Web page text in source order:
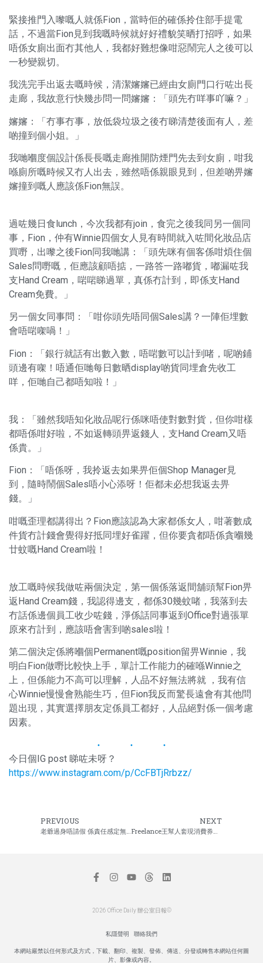
緊接推門入嚟嘅人就係Fion，當時佢的確係拎住部手提電
話，不過當Fion見到我嘅時候就好好禮貌笑晒打招呼，如果
唔係女廁出面冇其他人，我都好難想像咁惡鬧完人之後可以
一秒變親切。
我洗完手出返去嘅時候，清潔嬸嬸已經由女廁門口行咗出長
走廊，我故意行快幾步問一問嬸嬸：「頭先冇咩事吖嘛？」
嬸嬸：「冇事冇事，放低袋垃圾之後冇睇清楚後面有人，差
啲撞到個小姐。」
我哋嗰度個設計係長長嘅走廊推開防煙門先去到女廁，咁我
喺廁所嘅時候又冇人出去，雖然唔係親眼見到，但差啲畀嬸
嬸撞到嘅人應該係Fion無誤。
過咗幾日食lunch，今次我都有join，食完之後我同另一個同
事，Fion，仲有Winnie四個女人見有時間就入咗間化妝品店
買嘢，出嚟之後Fion同我哋講：「頭先咪有個客係咁煩住個
Sales問嘢嘅，佢應該顧唔掂，一路答一路嘟貨，嘟漏咗我
支Hand Cream，啱啱睇過單，真係冇計到，即係支Hand
Cream免費。」
另一個女同事問：「咁你頭先唔同個Sales講？一陣佢埋數
會唔啱㗎喎！」
Fion：「銀行就話有出數入數，唔啱數可以計到啫，呢啲鋪
頭邊有㗎！唔通佢哋每日數晒display啲貨同埋倉先收工
咩，佢哋自己都唔知啦！」
我：「雖然我唔知化妝品呢行係咪唔使對數對貨，但你咁樣
都唔係咁好啦，不如返轉頭畀返錢人，支Hand Cream又唔
係貴。」
Fion：「唔係呀，我拎返去如果畀佢個Shop Manager見
到，隨時鬧個Sales唔小心添呀！佢都未必想我返去畀
錢。」
咁嘅歪理都講得出？Fion應該認為大家都係女人，咁著數成
件貨冇計錢會覺得好抵同埋好雀躍，但你要貪都唔係貪嗰幾
廿蚊嘅Hand Cream啦！
放工嘅時候我做咗兩個決定，第一個係落返間舖頭幫Fion畀
返Hand Cream錢，我認得邊支，都係30幾蚊啫，我落到去
冇話係邊個員工收少咗錢，淨係話同事返到Office對過張單
原來冇計到，應該唔會害到啲sales啦！
第二個決定係將嗰個Permanent嘅position留畀Winnie，我
明白Fion做嘢比較快上手，單計工作能力的確喺Winnie之
上，但係能力不高可以理解，人品不好無法將就 ，我有信
心Winnie慢慢會熟能生巧，但Fion我反而驚長遠會有其他問
題出現，其實選擇朋友定係員工都好，人品絕對係一個考慮
因素。
今日個IG post 睇咗未呀？
https://www.instagram.com/p/CcFBTjRrbzz/
PREVIOUS NEXT
Freelance王幫人套現消費券又賣翻版
2026 Office Daily 辦公室日報©
私隱聲明 聯絡我們
本網站嚴禁以任何形式及方式，下載、翻印、複製、發佈、傳送、分發或轉售本網站任何圖
片、影像或內容。